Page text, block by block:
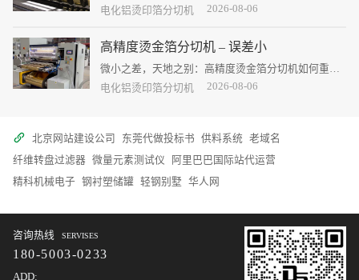
印包装饰
电化铝烫印箔分切机 2026-08-06
高精度烫金箔分切机 – 误差小
微小之差，天地之别：高精度烫金箔分切机如何重塑
品质边界
电化铝烫印箔分切机 2026-08-06
北京网站建设公司 东莞代做投标书 供料系统
老域名
纤维转盘过滤器 微量元素测试仪
阿里巴巴国际站代运营
精科机械电子 钢衬塑储罐 轻钢别墅 华人网
咨询热线 SERVISES
180-5003-0233
ADD: